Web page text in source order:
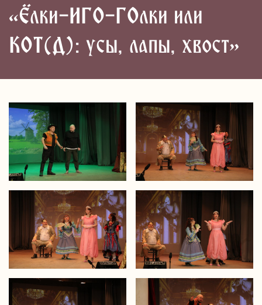
«Ёлки-ИГО-ГОлки или
КОТ(Д): усы, лапы, хвост»